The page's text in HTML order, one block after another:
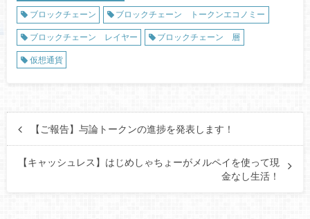
ブロックチェーン
ブロックチェーン トークンエコノミー
ブロックチェーン レイヤー ブロックチェーン 層
仮想通貨
【ご報告】与論トークンの進捗を発表します！
【キャッシュレス】はじめしゃちょーがメルペイを使って現
金なし生活！